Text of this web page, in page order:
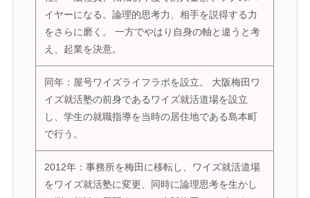
イヤーになる。論理的思考力、相手を説得する力
をさらに磨く。 一方でやはり自身の軸と違うと考
え、起業を決意。
同年：屋号ワイズライフラボを設立。 大阪梅田ワ
イズ就活塾の前身であるワイズ就活道場を設立
し、学生の就職指導を当時の居住地である島本町
で行う。
2012年：事務所を梅田に移転し、ワイズ就活道場
をワイズ就活塾に変更、同時に論理思考を生かし